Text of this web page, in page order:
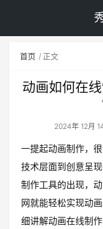
首页 正文
动画如何在
2024年 12月
一提起动画制作，
技术层面到创意呈
制作工具的出现，
网就能轻松实现动
细讲解动画在线制